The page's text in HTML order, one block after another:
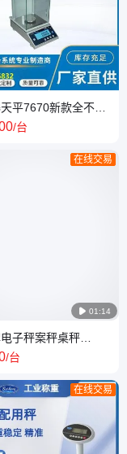
平7670新款全不锈
0.001g 防爆证书齐
/台
 01:14
在线交易
子秤案秤桌秤
载重规格有3-30kg
/台
在线交易